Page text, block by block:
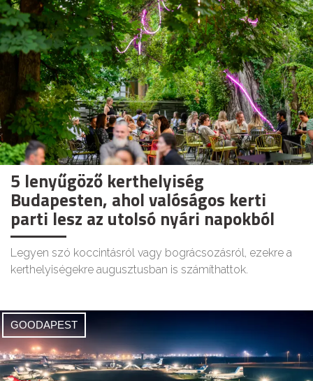
5 lenyűgöző kerthelyiség
Budapesten, ahol valóságos kerti
parti lesz az utolsó nyári napokból
Legyen szó koccintásról vagy bográcsozásról, ezekre a
kerthelyiségekre augusztusban is számíthattok.
GOODAPEST